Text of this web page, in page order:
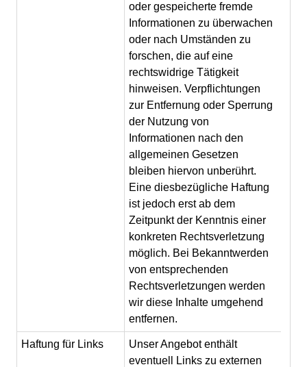
oder gespeicherte fremde
Informationen zu überwachen
oder nach Umständen zu
forschen, die auf eine
rechtswidrige Tätigkeit
hinweisen. Verpflichtungen
zur Entfernung oder Sperrung
der Nutzung von
Informationen nach den
allgemeinen Gesetzen
bleiben hiervon unberührt.
Eine diesbezügliche Haftung
ist jedoch erst ab dem
Zeitpunkt der Kenntnis einer
konkreten Rechtsverletzung
möglich. Bei Bekanntwerden
von entsprechenden
Rechtsverletzungen werden
wir diese Inhalte umgehend
entfernen.
Haftung für Links
Unser Angebot enthält
eventuell Links zu externen